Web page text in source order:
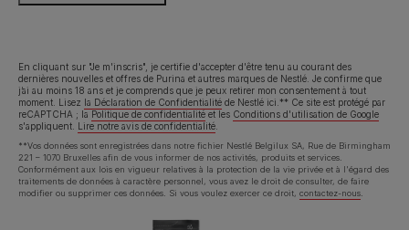
En cliquant sur "Je m'inscris", je certifie d'accepter d'être tenu au courant des
dernières nouvelles et offres de Purina et autres marques de Nestlé. Je confirme que
j’ai au moins 18 ans et je comprends que je peux retirer mon consentement à tout
moment. Lisez la Déclaration de Confidentialité de Nestlé ici.** Ce site est protégé par
reCAPTCHA ; la Politique de confidentialité et les Conditions d'utilisation de Google
s'appliquent.
Lire notre avis de confidentialité
**Vos données sont enregistrées dans notre fichier Nestlé Belgilux SA, Rue de Birmingham
221 – 1070 Bruxelles afin de vous informer de nos activités, produits et services.
Conformément aux lois en vigueur relatives à la protection de la vie privée et à l'égard des
traitements de données à caractère personnel, vous avez le droit de consulter, de faire
modifier ou supprimer ces données. Si vous voulez exercer ce droit, contactez-nous.
Déclaration d'accessibilité Conditions d’utilisation
Avis de confidentialité Cookies